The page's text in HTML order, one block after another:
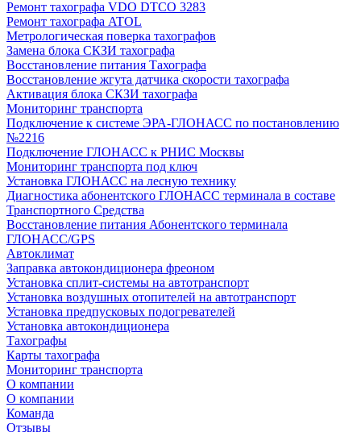
Ремонт тахографа VDO DTCO 3283
Ремонт тахографа ATOL
Метрологическая поверка тахографов
Замена блока СКЗИ тахографа
Восстановление питания Тахографа
Восстановление жгута датчика скорости тахографа
Активация блока СКЗИ тахографа
Мониторинг транспорта
Подключение к системе ЭРА-ГЛОНАСС по постановлению
№2216
Подключение ГЛОНАСС к РНИС Москвы
Мониторинг транспорта под ключ
Установка ГЛОНАСС на лесную технику
Диагностика абонентского ГЛОНАСС терминала в составе
Транспортного Средства
Восстановление питания Абонентского терминала
ГЛОНАСС/GPS
Автоклимат
Заправка автокондиционера фреоном
Установка сплит-системы на автотранспорт
Установка воздушных отопителей на автотранспорт
Установка предпусковых подогревателей
Установка автокондиционера
Тахографы
Карты тахографа
Мониторинг транспорта
О компании
О компании
Команда
Отзывы